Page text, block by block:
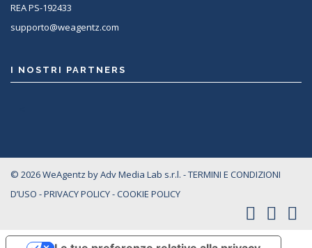
REA PS-192433
supporto@weagentz.com
I NOSTRI PARTNERS
© 2026 WeAgentz by Adv Media Lab s.r.l. -TERMINI E CONDIZIONI
D’USO -PRIVACY POLICY-COOKIE POLICY